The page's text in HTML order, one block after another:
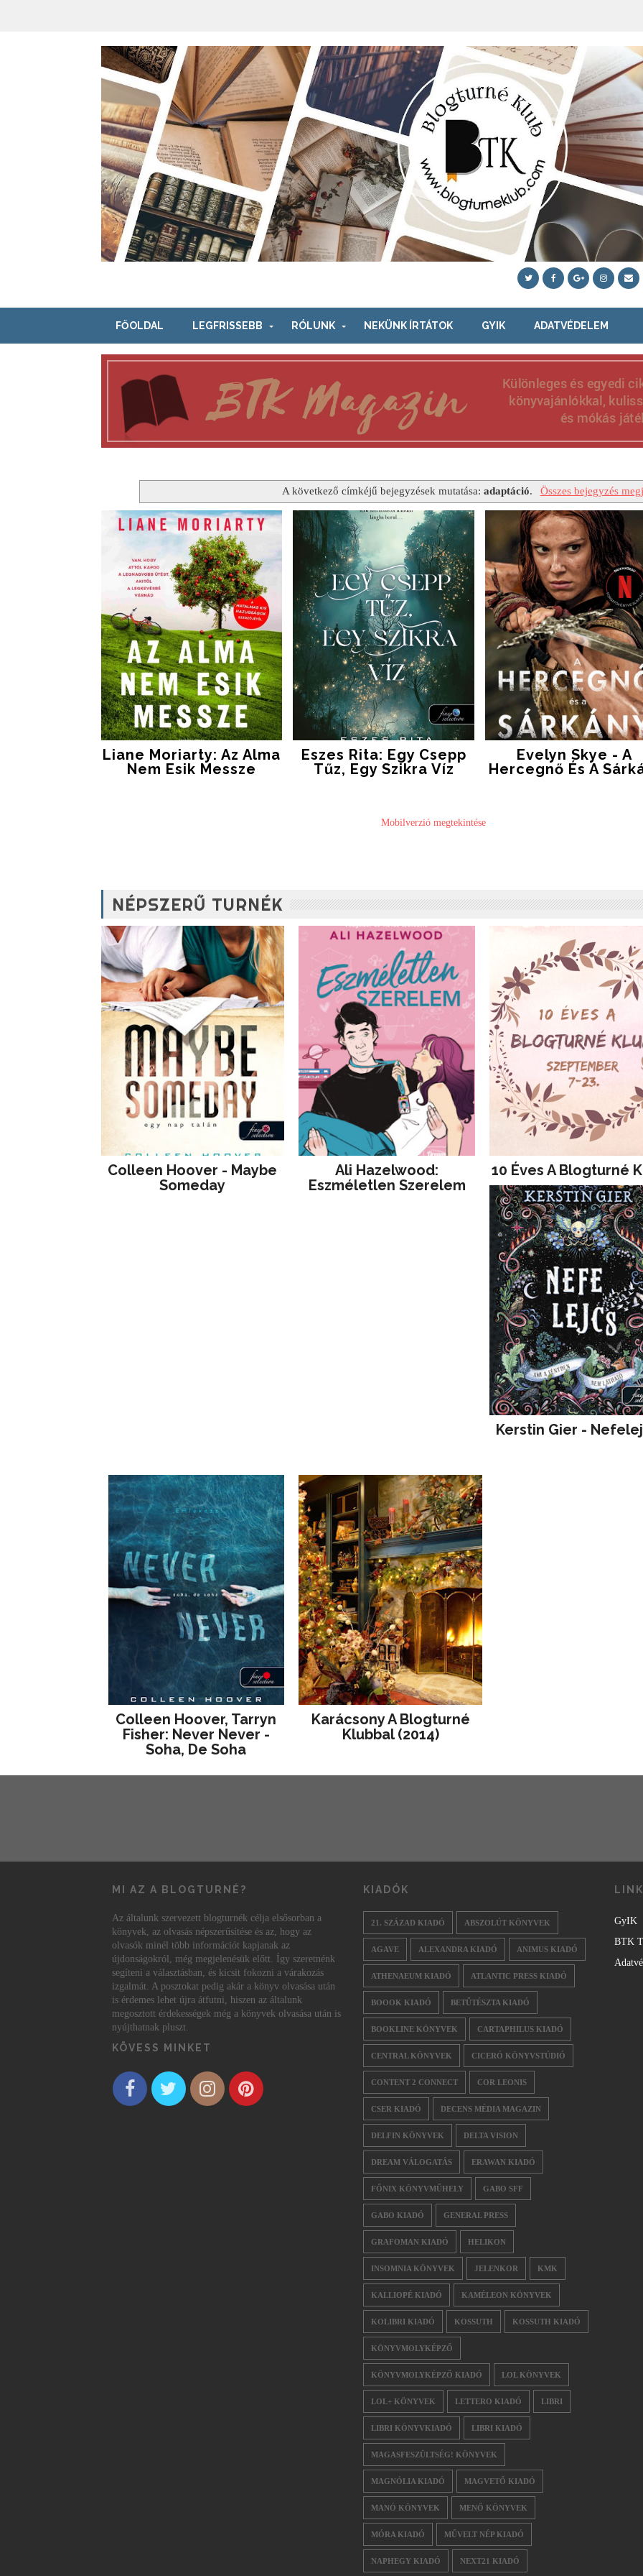
FŐOLDAL LEGFRISSEBB RÓLUNK NEKÜNK ÍRTÁTOK GYIK ADATVÉDELEM
A következő címkéjű bejegyzések mutatása:adaptáció. Összes bejegyzés
Liane Moriarty: Az Alma
Nem Esik Messze
Eszes Rita: Egy ​csepp
Tűz, Egy Szikra Víz
Evelyn Skye - A ​
Hercegnő És A
Mobilverzió megtekintése
NÉPSZERŰ TURNÉK
Colleen Hoover - Maybe
Someday
Ali Hazelwood:
Eszméletlen Szerelem
10 Éves A Blogturné
Kerstin Gier -
Colleen Hoover, Tarryn
Fisher: Never Never -
Soha, De Soha
Karácsony A Blogturné
Klubbal (2014)
MI AZ A BLOGTURNÉ?
Az általunk szervezett blogturnék célja elsősorban a
könyvek, az olvasás népszerűsítése és az, hogy az
olvasók minél több információt kapjanak az
újdonságokról, még megjelenésük előtt. Így szeretnénk
segíteni a választásban, és kicsit fokozni a várakozás
izgalmát. A posztokat pedig akár a könyv olvasása után
is érdemes lehet újra átfutni, hiszen az általunk
megosztott érdekességek még a könyvek olvasása után is
nyújthatnak pluszt.
KÖVESS MINKET
KIADÓK
21. SZÁZAD KIADÓ ABSZOLÚT KÖNYVEK
AGAVE ALEXANDRA KIADÓ ANIMUS KIADÓ
ATHENAEUM KIADÓ ATLANTIC PRESS KIADÓ
BOOOK KIADÓ BETŰTÉSZTA KIADÓ
BOOKLINE KÖNYVEK CARTAPHILUS KIADÓ
CENTRAL KÖNYVEK CICERÓ KÖNYVSTÚDIÓ
CONTENT 2 CONNECT COR LEONIS
CSER KIADÓ DECENS MÉDIA MAGAZIN
DELFIN KÖNYVEK DELTA VISION
DREAM VÁLOGATÁS ERAWAN KIADÓ
FŐNIX KÖNYVMŰHELY GABO SFF
GABO KIADÓ GENERAL PRESS
GRAFOMAN KIADÓ HELIKON
INSOMNIA KÖNYVEK JELENKOR KMK
KALLIOPÉ KIADÓ KAMÉLEON KÖNYVEK
KOLIBRI KIADÓ KOSSUTH KOSSUTH KIADÓ
KÖNYVMOLYKÉPZŐ
KÖNYVMOLYKÉPZŐ KIADÓ LOL KÖNYVEK
LOL+ KÖNYVEK LETTERO KIADÓ LIBRI
LIBRI KÖNYVKIADÓ LIBRI KIADÓ
MAGASFESZÜLTSÉG! KÖNYVEK
MAGNÓLIA KIADÓ MAGVETŐ KIADÓ
MANÓ KÖNYVEK MENŐ KÖNYVEK
MÓRA KIADÓ MŰVELT NÉP KIADÓ
NAPHEGY KIADÓ NEXT21 KIADÓ
GyIK
BTK